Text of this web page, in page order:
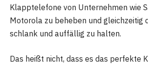
Klapptelefone von Unternehmen wie
Motorola zu beheben und gleichzeitig
schlank und auffällig zu halten.
Das heißt nicht, dass es das perfekte